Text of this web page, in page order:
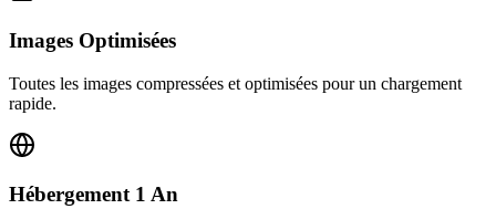
Images Optimisées
Toutes les images compressées et optimisées pour un chargement
rapide.
Hébergement 1 An